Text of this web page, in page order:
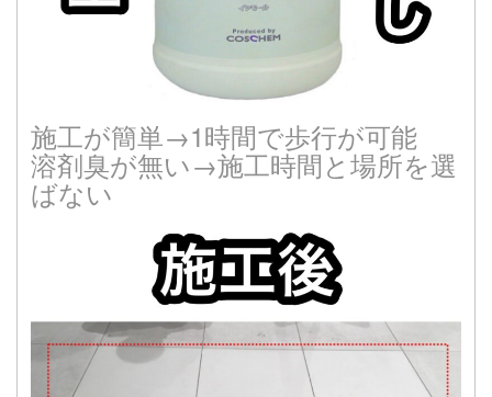
施工が簡単→1時間で歩行が可能
溶剤臭が無い→施工時間と場所を選
ばない